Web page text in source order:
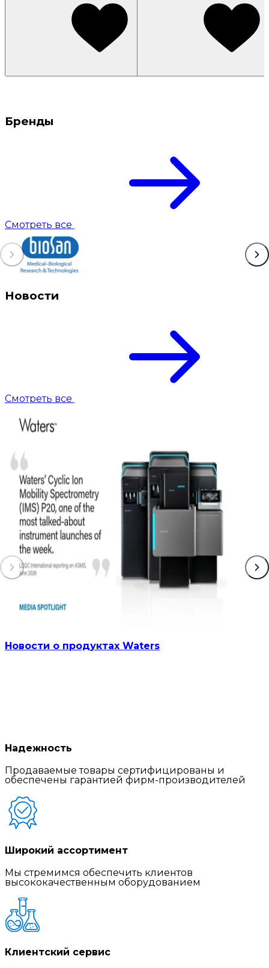
Бренды
Смотреть все
Новости
Смотреть все
Новости о продуктах Waters
Надежность
Продаваемые товары сертифицированы и
обеспечены гарантией фирм-производителей
Широкий ассортимент
Мы стремимся обеспечить клиентов
высококачественным оборудованием
Клиентский сервис